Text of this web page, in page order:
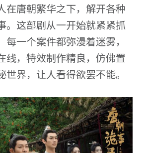
在唐朝繁华之下，解开各种
。这部剧从一开始就紧紧抓
每一个案件都弥漫着迷雾，
线，特效制作精良，仿佛置
世界，让人看得欲罢不能。